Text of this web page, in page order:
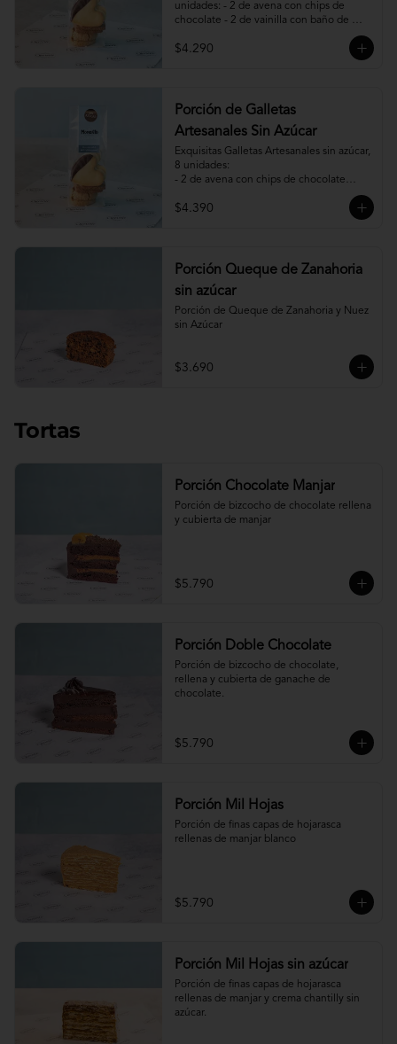
unidades: - 2 de avena con chips de
chocolate - 2 de vainilla con baño de
chocolate - 2 de vainilla con mermelada
de frambuesa - 2 de canela, miel y
$4.290
Porción de Galletas
Artesanales Sin Azúcar
Exquisitas Galletas Artesanales sin azúcar,
8 unidades:
- 2 de avena con chips de chocolate
- 2 de vainilla con mermelada de
$4.390
Porción Queque de Zanahoria
sin azúcar
Porción de Queque de Zanahoria y Nuez
sin Azúcar
$3.690
Tortas
Porción Chocolate Manjar
Porción de bizcocho de chocolate rellena
y cubierta de manjar
$5.790
Porción Doble Chocolate
Porción de bizcocho de chocolate,
rellena y cubierta de ganache de
chocolate.
$5.790
Porción Mil Hojas
Porción de finas capas de hojarasca
rellenas de manjar blanco
$5.790
Porción Mil Hojas sin azúcar
Porción de finas capas de hojarasca
rellenas de manjar y crema chantilly sin
azúcar.